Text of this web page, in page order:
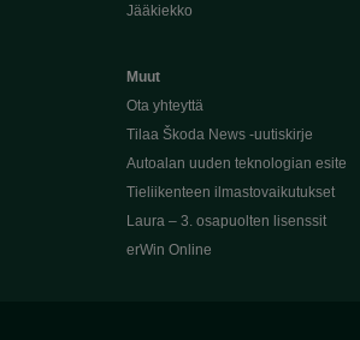
Jääkiekko
Muut
Ota yhteyttä
Tilaa Škoda News -uutiskirje
Autoalan uuden teknologian esite
Tieliikenteen ilmastovaikutukset
Laura – 3. osapuolten lisenssit
erWin Online